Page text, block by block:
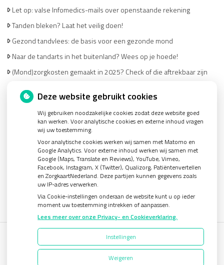
Let op: valse Infomedics-mails over openstaande rekening
Tanden bleken? Laat het veilig doen!
Gezond tandvlees: de basis voor een gezonde mond
Naar de tandarts in het buitenland? Wees op je hoede!
(Mond)zorgkosten gemaakt in 2025? Check of die aftrekbaar zijn
U heeft geen toestemming gegeven voorexterne
inhouddie nodig is om dit te zien.
Cookie-instellingen wijzigen
Uw Zorg Online|Beheer
Deze website gebruikt cookies
Wij gebruiken noodzakelijke cookies zodat deze website goed
kan werken. Voor analytische cookies en externe inhoud vragen
wij uw toestemming.
Voor analytische cookies werken wij samen met Matomo en
Google Analytics. Voor externe inhoud werken wij samen met
Google (Maps, Translate en Reviews), YouTube, Vimeo,
Facebook, Instagram, X (Twitter), Qualizorg, Patiëntenvertellen
en ZorgkaartNederland. Deze partijen kunnen gegevens zoals
uw IP-adres verwerken.
Via Cookie-instellingen onderaan de website kunt u op ieder
moment uw toestemming intrekken of aanpassen.
Lees meer over onze Privacy- en Cookieverklaring.
Instellingen
Weigeren